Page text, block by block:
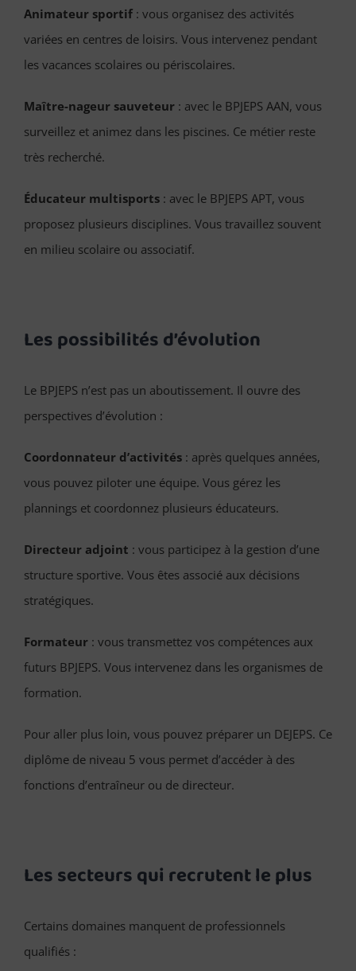
Animateur sportif : vous organisez des activités
variées en centres de loisirs. Vous intervenez pendant
les vacances scolaires ou périscolaires.
Maître-nageur sauveteur : avec le BPJEPS AAN, vous
surveillez et animez dans les piscines. Ce métier reste
très recherché.
Éducateur multisports : avec le BPJEPS APT, vous
proposez plusieurs disciplines. Vous travaillez souvent
en milieu scolaire ou associatif.
Les possibilités d’évolution
Le BPJEPS n’est pas un aboutissement. Il ouvre des
perspectives d’évolution :
Coordonnateur d’activités : après quelques années,
vous pouvez piloter une équipe. Vous gérez les
plannings et coordonnez plusieurs éducateurs.
Directeur adjoint : vous participez à la gestion d’une
structure sportive. Vous êtes associé aux décisions
stratégiques.
Formateur : vous transmettez vos compétences aux
futurs BPJEPS. Vous intervenez dans les organismes de
formation.
Pour aller plus loin, vous pouvez préparer un DEJEPS. Ce
diplôme de niveau 5 vous permet d’accéder à des
fonctions d’entraîneur ou de directeur.
Les secteurs qui recrutent le plus
Certains domaines manquent de professionnels
qualifiés :